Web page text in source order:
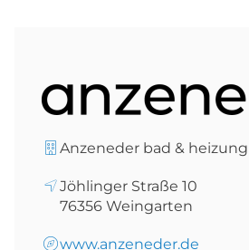
Anzeneder bad &
Jöhlinger Straße 10
76356 Weingarten
www.anzeneder.de